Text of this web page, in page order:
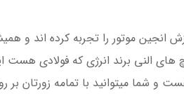
انجین موتور را تجربه کرده اند و
های النی برند انرژی که فولادی
و شما میتوانید با تمامه زورتان بر